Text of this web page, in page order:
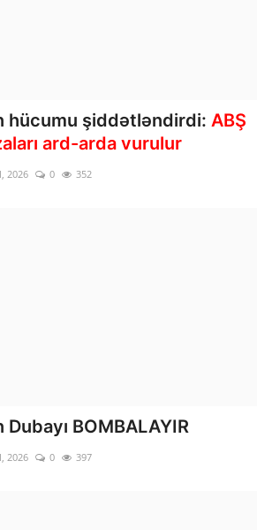
hücumu şiddətləndirdi: ABŞ
ard-arda vurulur
2026 0 352
Dubayı BOMBALAYIR
2026 0 397